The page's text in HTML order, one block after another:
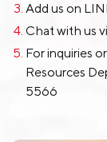
Add us on
Chat with us
For inquiries
Resources
5566